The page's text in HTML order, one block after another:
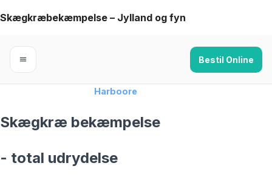
Skip
content
Skægkræbekæmpelse – Jylland og fyn
Bestil Online
Harboore
Skægkræ bekæmpelse
- total udrydelse